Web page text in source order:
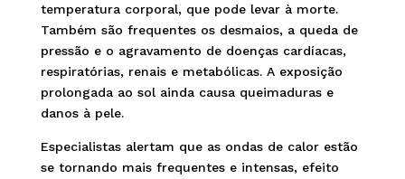
temperatura corporal, que pode levar à morte.
Também são frequentes os desmaios, a queda de
pressão e o agravamento de doenças cardíacas,
respiratórias, renais e metabólicas. A exposição
prolongada ao sol ainda causa queimaduras e
danos à pele.
Especialistas alertam que as ondas de calor estão
se tornando mais frequentes e intensas, efeito